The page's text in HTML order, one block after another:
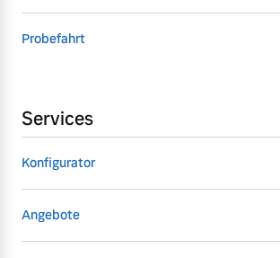
Probefahrt
Services
Konfigurator
Angebote